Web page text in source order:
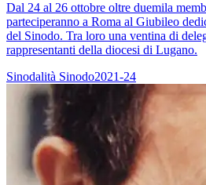
Dal 24 al 26 ottobre oltre duemila
parteciperanno a Roma al Giubileo
del Sinodo. Tra loro una ventina di
rappresentanti della diocesi di Lugano.
Sinodalità Sinodo2021-24